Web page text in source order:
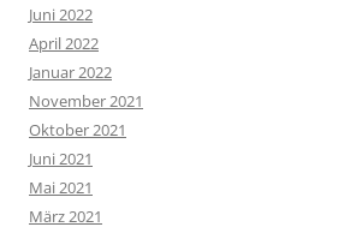
Juni 2022
April 2022
Januar 2022
November 2021
Oktober 2021
Juni 2021
Mai 2021
März 2021